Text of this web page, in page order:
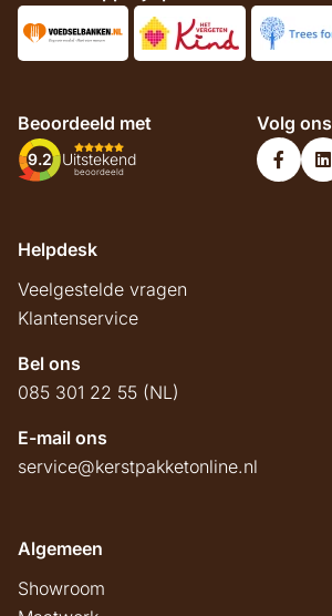
Beoordeeld met
9.2 Uitstekend
beoordeeld
Volg ons
Helpdesk
Veelgestelde vragen
Klantenservice
Bel ons
085 301 22 55 (NL)
E-mail ons
service@kerstpakketonline.nl
Algemeen
Showroom